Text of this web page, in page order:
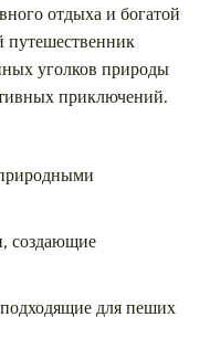
отдыха и богатой
путешественник
уголков природы
приключений.
создающие
для пеших